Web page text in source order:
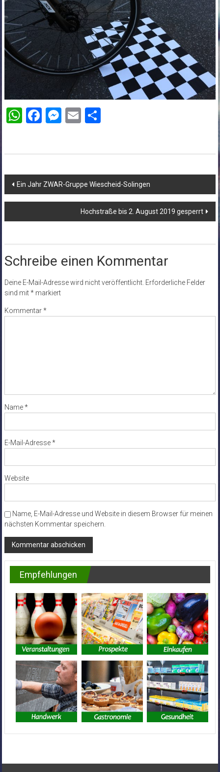
WhatsApp
Facebook
Messenger
EmailTeilen
Beitragsnavigation
Ein Jahr ZWAR-Gruppe Wiescheid-Solingen
Hochstraße bis 2. August 2019 gesperrt
Schreibe einen Kommentar
Deine E-Mail-Adresse wird nicht veröffentlicht. Erforderliche Felder
sind mit*markiert
Kommentar*
Name*
E-Mail-Adresse*
Website
Name, E-Mail-Adresse und Website in diesem Browser für meinen
nächsten Kommentar speichern.
Empfehlungen